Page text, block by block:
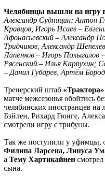
Челябинцы вышли на игру
Александр Судницин; Антон
Кравцов, Игорь Исаев –
Афонасьевский – Александр
Тридчиков, Александр
Лапенков – Игорь Полыгалов
Рясенский – Илья Карпухин;
– Данил Губарев, Артём
Тренерский штаб «Трактора»
матче межсезонья обойтись
челябинских иностранцев
Бэйлен, Рихард Гюнге,
смотрели игру с трибуны.
Так же поступили у уфимцы,
Филипа Ларсена, Линуса
а Тему Хартикайнен
сына.